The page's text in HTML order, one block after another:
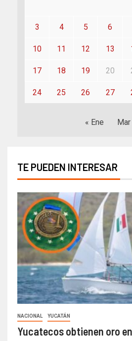
3 4 5 6
10 11 12 13
17 18 19 20
24 25 26 27
« Ene Mar
TE PUEDEN INTERESAR
NACIONAL YUCATÁN
Yucatecos obtienen oro